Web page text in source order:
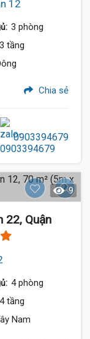
12
3 phòng
3 tầng
Chia sẻ
0903394679
9
22, Quận
4 phòng
4 tầng
Nam